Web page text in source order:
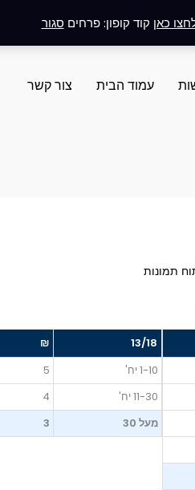
כאן קוד קופון: פרחים סגור
עמוד הבית
צור קשר
תמונות
טווח
13/18
₪
1-10 יח'
5
11-30 יח'
4
מעל 30
3